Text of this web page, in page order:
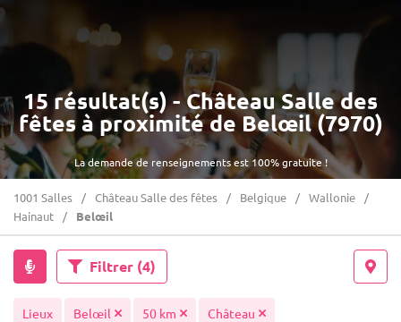
La demande de renseignements est 100% gratuite !
15 résultat(s) - Château Salle des
fêtes à proximité de Belœil (7970)
1001 Salles Château Salle des fêtes Belgique
Wallonie
Hainaut
Belœil
Filtrer (4)
Lieux Belœil 50 km Château